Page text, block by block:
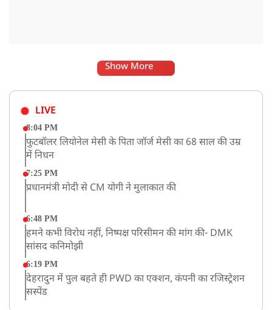
Show More
LIVE
8:04 PM
फुटबॉलर लियोनेल मेसी के पिता जॉर्ज मेसी का 68 साल की उम्र
में निधन
7:25 PM
प्रधानमंत्री मोदी से CM योगी ने मुलाकात की
6:48 PM
हमने कभी विरोध नहीं, निष्पक्ष परिसीमन की मांग की- DMK
सांसद कनिमोझी
6:19 PM
देहरादुन में पुल बहते ही PWD का एक्शन, कंपनी का रजिस्ट्रेशन
सस्पेंड